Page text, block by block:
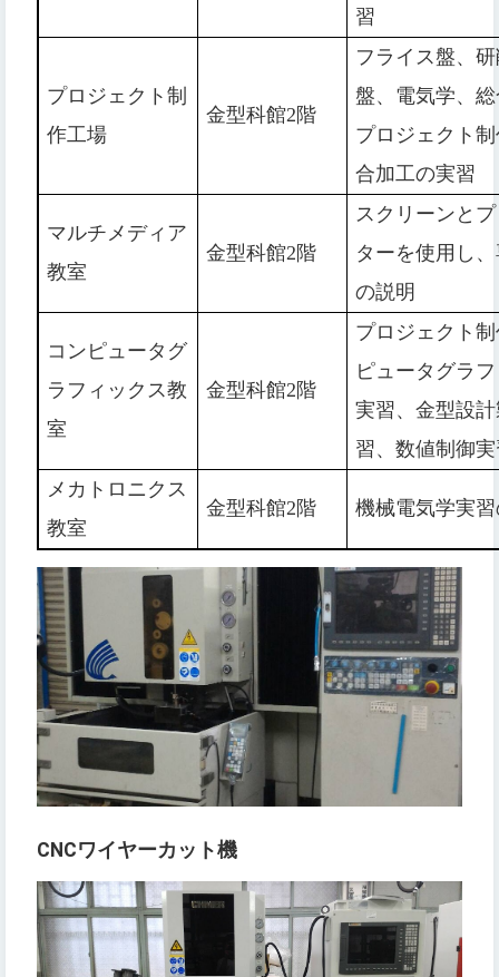
習
プロジェクト制
作工場
金型科館2階
フライス盤、
盤、電気学、
プロジェクト
合加工の実習
マルチメディア
教室
金型科館2階
スクリーンと
ターを使用し
の説明
コンピュータグ
ラフィックス教
室
金型科館2階
プロジェクト
ピュータグラ
実習、金型設
習、数値制御
メカトロニクス
教室
金型科館2階 機械電気学実
CNCワイヤーカット機